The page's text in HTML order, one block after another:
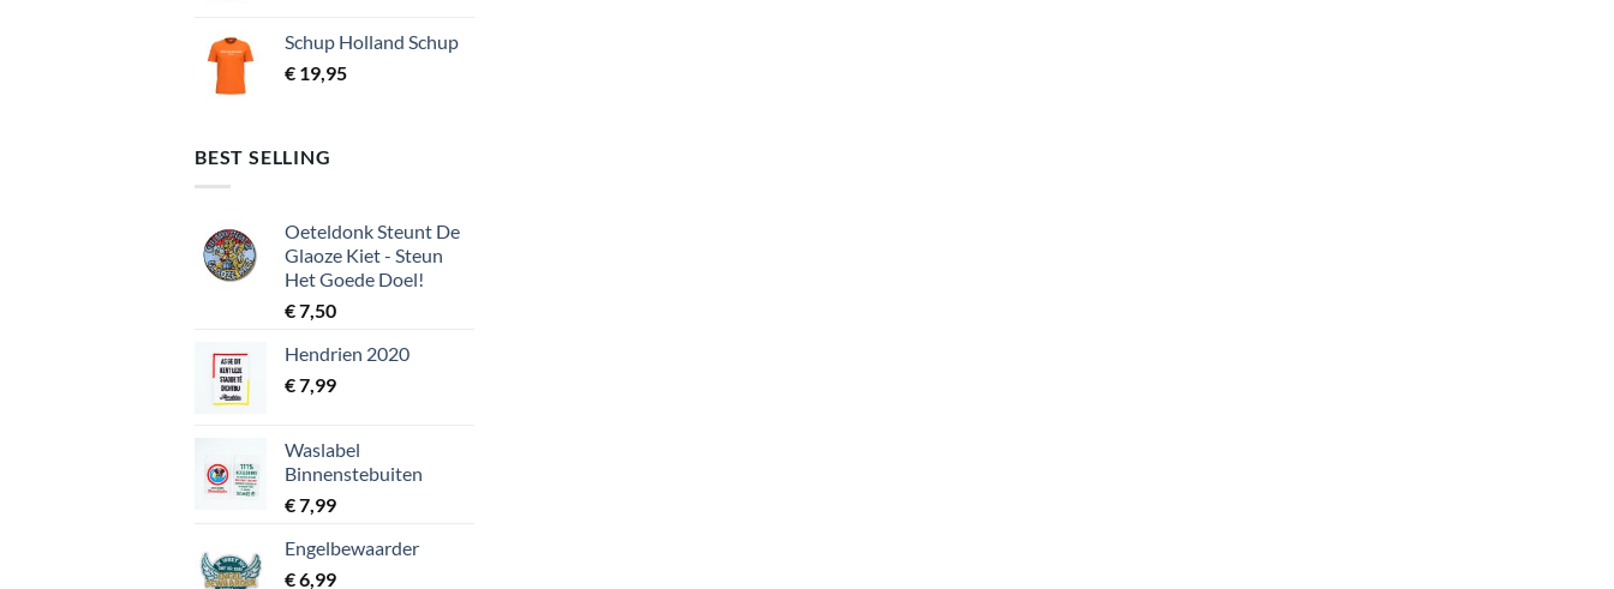
Schup Holland Schup
€ 19,95
BEST SELLING
Oeteldonk Steunt De
Glaoze Kiet - Steun
Het Goede Doel!
€7,50
Hendrien 2020
€7,99
Waslabel
Binnenstebuiten
€7,99
Engelbewaarder
€6,99